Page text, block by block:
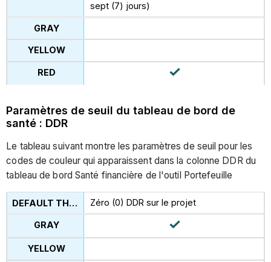
sept (7) jours)
Paramètres de seuil du tableau de bord de
santé : DDR
Le tableau suivant montre les paramètres de seuil pour les
codes de couleur qui apparaissent dans la colonne DDR du
tableau de bord Santé financière de l'outil Portefeuille
Zéro (0) DDR sur le projet